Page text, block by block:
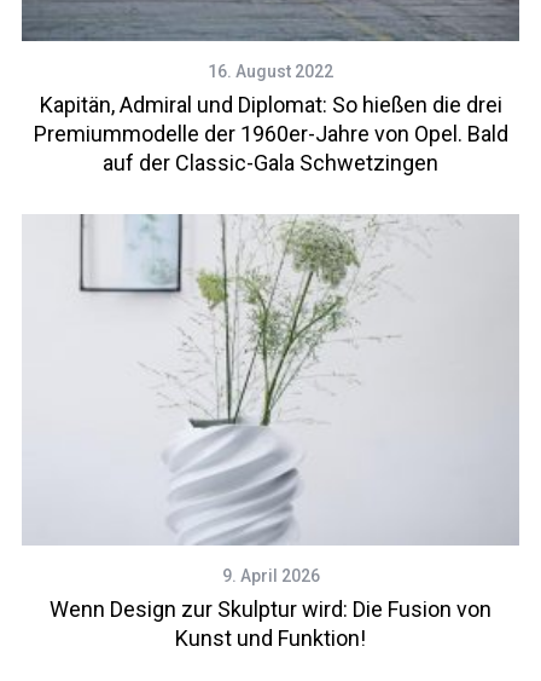
16. August 2022
Kapitän, Admiral und Diplomat: So hießen die drei
Premiummodelle der 1960er-Jahre von Opel. Bald
auf der Classic-Gala Schwetzingen
9. April 2026
Wenn Design zur Skulptur wird: Die Fusion von
Kunst und Funktion!